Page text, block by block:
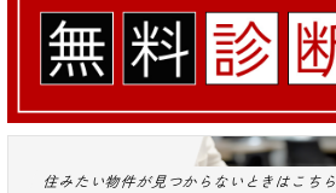
住みたい物件が見つからないときはこちら